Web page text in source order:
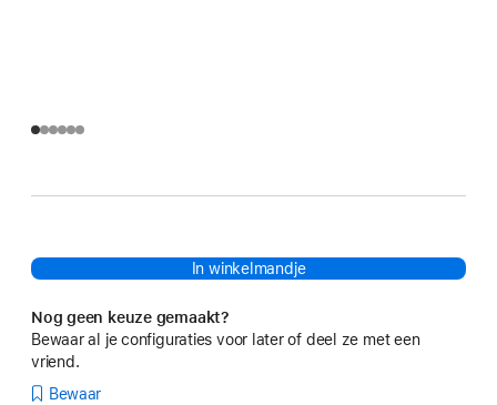
In winkelmandje
Nog geen keuze gemaakt?
Bewaar al je configuraties voor later of deel ze met een
vriend.
Bewaar